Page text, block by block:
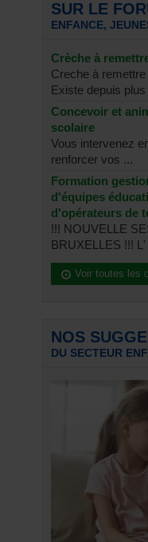
SUR LE
ENFANCE,
Crèche à
Creche à
Existe depuis plus
Concevoir et
scolaire
Vous intervenez
renforcer vos ...
Formation
d'équipes
d'opérateurs de
!!! NOUVELLE
BRUXELLES !!!
Voir toutes les
NOS
DU SECTEUR